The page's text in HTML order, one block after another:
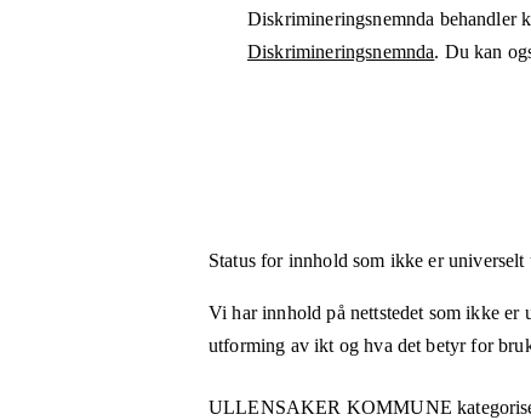
Diskrimineringsnemnda behandler
Diskrimineringsnemnda. Du kan
Status for innhold som ikke er universelt
Vi har innhold på nettstedet som ikke
utforming av ikt og hva det betyr for
ULLENSAKER KOMMUNE